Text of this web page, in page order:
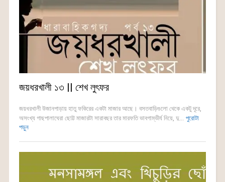
জয়ধরখালী ১৩ || শেখ লুৎফর
জয়ধরখালী উজানপাড়ায় হাতু ফকিরের একটা মাজার আছে। বসতবাড়িগুলো থেকে একটু দূরে,
অসংখ্য গাছপালাঘেরা ছোট্ট মাজারটা সারাবছর তার মারফতি ভাবগাম্ভীর্য নিয়ে, দু...
পুরোটা
পড়ুন